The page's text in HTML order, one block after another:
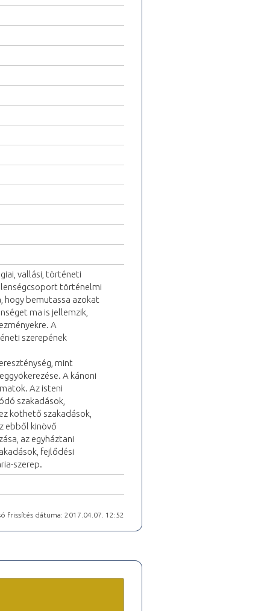
vallási, történeti
történelmi
hogy bemutassa azokat
ma is jellemzik,
A
szerepének
mint
A kánoni
Az isteni
szakadások,
köthető szakadások,
ebből kinövő
az egyháztani
fejlődési
szerep.
frissítés dátuma: 2017.04.07. 12:52